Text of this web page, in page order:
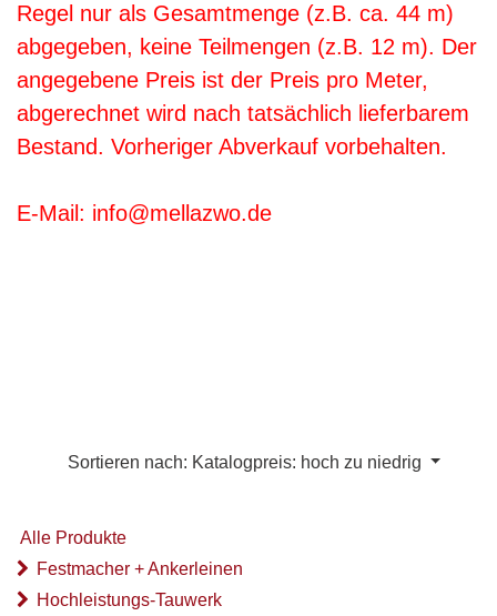
Regel nur als Gesamtmenge (z.B. ca. 44 m)
abgegeben, keine Teilmengen (z.B. 12 m). Der
angegebene Preis ist der Preis pro Meter,
abgerechnet wird nach tatsächlich lieferbarem
Bestand. Vorheriger Abverkauf vorbehalten.
E-Mail: info@mellazwo.de
Sortieren nach: Katalogpreis: hoch zu niedrig
Alle Produkte
Festmacher + Ankerleinen
Hochleistungs-Tauwerk